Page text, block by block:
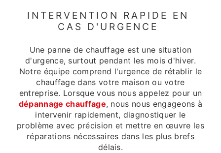
INTERVENTION RAPIDE EN
CAS D'URGENCE
Une panne de chauffage est une situation
d'urgence, surtout pendant les mois d'hiver.
Notre équipe comprend l'urgence de rétablir le
chauffage dans votre maison ou votre
entreprise. Lorsque vous nous appelez pour un
dépannage chauffage, nous nous engageons à
intervenir rapidement, diagnostiquer le
problème avec précision et mettre en œuvre les
réparations nécessaires dans les plus brefs
délais.